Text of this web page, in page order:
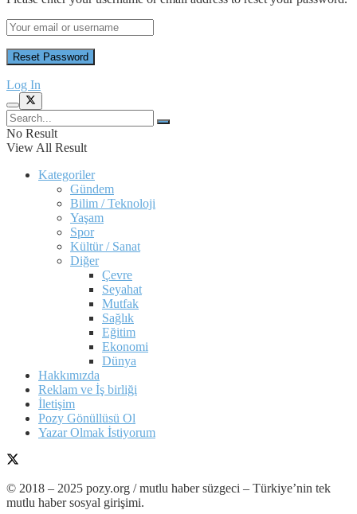
Log In
No Result
View All Result
Kategoriler
Gündem
Bilim / Teknoloji
Yaşam
Spor
Kültür / Sanat
Diğer
Çevre
Seyahat
Mutfak
Sağlık
Eğitim
Ekonomi
Dünya
Hakkımızda
Reklam ve İş birliği
İletişim
Pozy Gönüllüsü Ol
Yazar Olmak İstiyorum
© 2018 – 2025 pozy.org / mutlu haber süzgeci – Türkiye’nin tek
mutlu haber sosyal girişimi.